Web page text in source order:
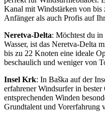
Kanal mit Windstärken von
Anfänger als auch Profis auf
Neretva-Delta: Möchtest du
Wasser, ist das Neretva-Delta
bis zu 22 Knoten eine ideale
beschaulich und weniger von
Insel Krk: In Baška auf der
erfahrener Windsurfer in
entsprechenden Winden
Grundtalent und Vorerfahrung